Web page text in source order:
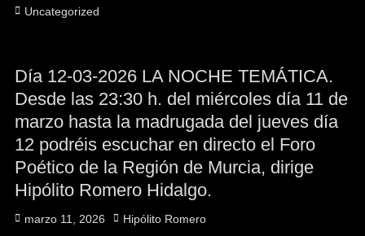
Categorías
Uncategorized
Día 12-03-2026 LA NOCHE TEMÁTICA.
Desde las 23:30 h. del miércoles día 11 de
marzo hasta la madrugada del jueves día
12 podréis escuchar en directo el Foro
Poético de la Región de Murcia, dirige
Hipólito Romero Hidalgo.
Publicado
marzo 11, 2026 Autor
Hipólito Romero